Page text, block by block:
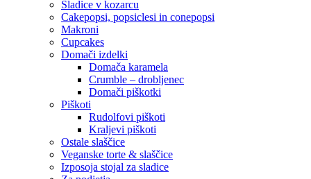
Sladice v kozarcu
Cakepopsi, popsiclesi in conepopsi
Makroni
Cupcakes
Domači izdelki
Domača karamela
Crumble – drobljenec
Domači piškotki
Piškoti
Rudolfovi piškoti
Kraljevi piškoti
Ostale slaščice
Veganske torte & slaščice
Izposoja stojal za sladice